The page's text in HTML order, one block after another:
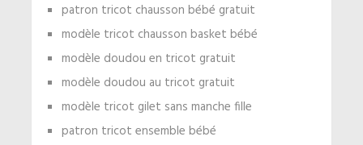
patron tricot chausson bébé gratuit
modèle tricot chausson basket bébé
modèle doudou en tricot gratuit
modèle doudou au tricot gratuit
modèle tricot gilet sans manche fille
patron tricot ensemble bébé